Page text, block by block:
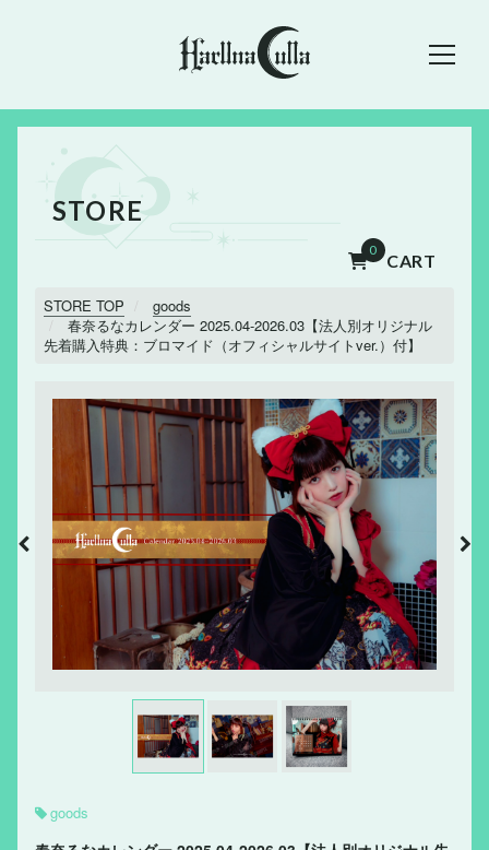
STORE
0
CART
STORE TOP
goods
春奈るなカレンダー 2025.04-2026.03【法人別オリジナル
先着購入特典：ブロマイド（オフィシャルサイトver.）付】
goods